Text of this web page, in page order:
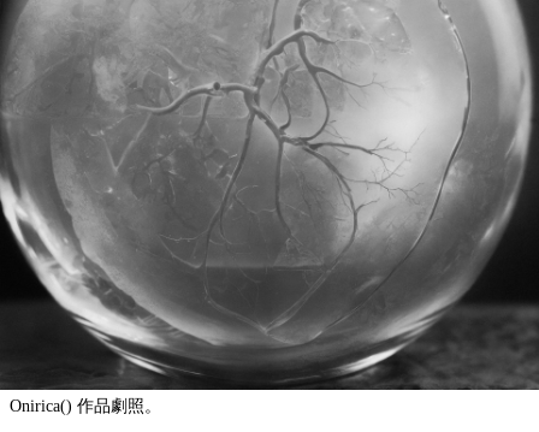
Onirica() 作品劇照。